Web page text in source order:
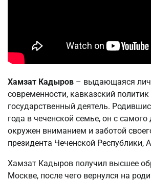
Хамзат Кадыров – выдающаяся
современности, кавказский политик
государственный деятель.
года в чеченской семье, он с самого
окружен вниманием и заботой
президента Чеченской Республики,
Хамзат Кадыров получил высшее
Москве, после чего вернулся на